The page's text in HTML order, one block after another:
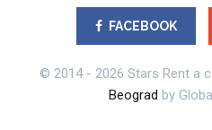
FACEBOOK
© 2014 - 2026 Stars Rent a
Beograd by